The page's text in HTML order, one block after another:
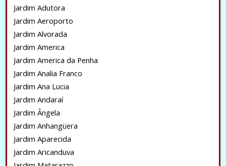
Jardim Adutora
Jardim Aeroporto
Jardim Alvorada
Jardim America
Jardim America da Penha
Jardim Analia Franco
Jardim Ana Lucia
Jardim Andaraí
Jardim Ângela
Jardim Anhangüera
Jardim Aparecida
Jardim Aricanduva